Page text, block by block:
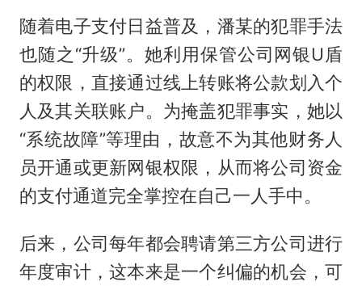
随着电子支付日益普及，潘某的犯罪手法
也随之“升级”。她利用保管公司网银U盾
的权限，直接通过线上转账将公款划入个
人及其关联账户。为掩盖犯罪事实，她以
“系统故障”等理由，故意不为其他财务人
员开通或更新网银权限，从而将公司资金
的支付通道完全掌控在自己一人手中。
后来，公司每年都会聘请第三方公司进行
年度审计，这本来是一个纠偏的机会，可